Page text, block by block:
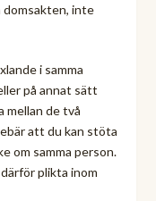
domsakten, inte
i samma
på annat sätt
mellan de två
att du kan stöta
om samma person.
plikta inom